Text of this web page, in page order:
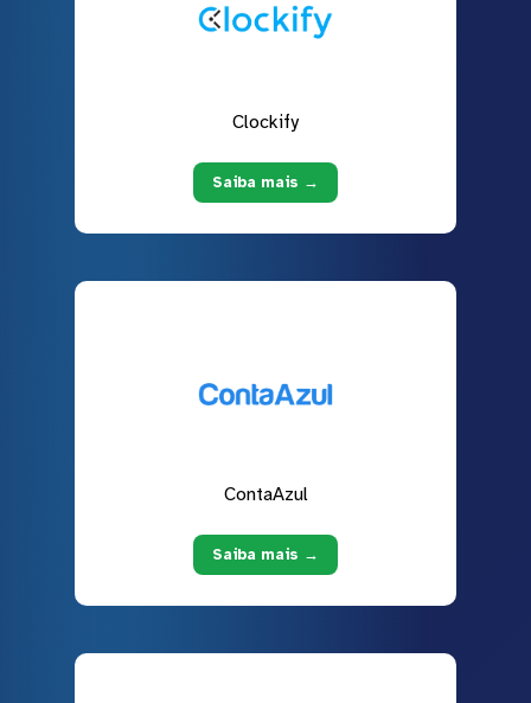
Clockify
Saiba mais →
ContaAzul
Saiba mais →